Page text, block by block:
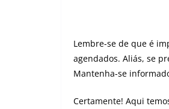
Lembre-se de que é
agendados. Aliás, se
Mantenha-se
Certamente! Aqui